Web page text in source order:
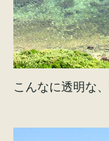
こんなに透明な